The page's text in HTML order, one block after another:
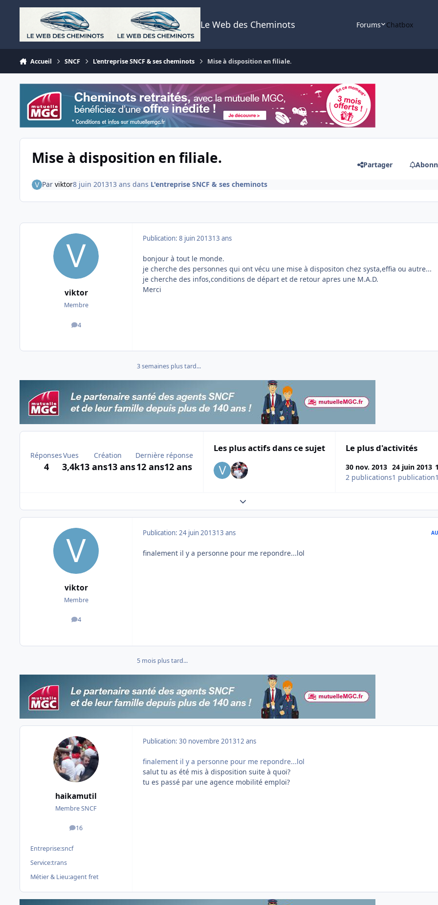
Aller au contenu
Le Web des Cheminots Forums Chatbox
Accueil SNCF L'entreprise SNCF & ses cheminots Mise à disposition en filiale.
Mise à disposition en filiale. Partager
Par viktor8 juin 201313 ans dans L'entreprise SNCF & ses cheminots
viktor
Membre
4
messages
Publication: 8 juin 201313 ans
bonjour à tout le monde.
je cherche des personnes qui ont vécu une mise à dispositon chez systa,effia ou autre...
je cherche des infos,conditions de départ et de retour apres une M.A.D.
Merci
3 semaines plus tard...
Réponses
4
Vues
3,4k
Création
13 ans13 ans
Dernière réponse
12 ans12 ans
Les plus actifs dans ce sujet Le plus d'activités
30 nov. 2013
2 publications
24 juin 2013
1 publication
Expand topic overview
viktor
Membre
4
messages
Publication: 24 juin 201313 ans
finalement il y a personne pour me repondre...lol
5 mois plus tard...
haikamutil
Membre SNCF
16
messages
Entreprise:sncf
Service:trans
Métier & Lieu:agent fret
Publication: 30 novembre 201312 ans
finalement il y a personne pour me repondre...lol
salut tu as été mis à disposition suite à quoi?
tu es passé par une agence mobilité emploi?